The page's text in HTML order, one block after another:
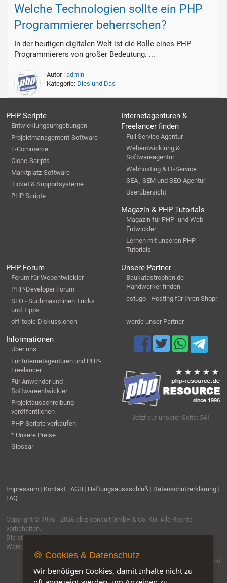
Welche Technologien sollte ein PHP
Programmierer beherrschen?
In der heutigen digitalen Welt ist die Rolle eines PHP
Programmierers von großer Bedeutung. ...
Autor : admin
Kategorie: Dies und Das
PHP Scripte
Entwicklungsumgebungen
Projektmanagement-Software
E-Commerce
Clone-Scripts
Marktplatz-Software
Ticket & Supportsysteme
PHP Scripte
Internetagenturen &
Freelancer finden
Full Service Agentur
Webentwicklung &
Softwareagentur
Webhosting & IT-Service
SEA , SEM und SEO Agentur
Userübersicht
Magazin & PHP Tutorials
Magazin für PHP- und Web-
Entwickler
Lernen mit unseren PHP-
Tutorials
PHP Forum
Forum für Webentwickler
PHP-Developer Forum
SEO - Suchmaschinen Tricks
und Tipps
off-topic Diskussionen
Unsere Partner
Baukatastrophen.de |
Handwerker finden
estugo - Hosting für Ihren Shopr
werde unser Partner
Informationen
Über uns
Für Internetagenturen und PHP-
Freelancer
Für Anwender und
Softwareentwickler
Projektausschreibung
veröffentlichen
PHP Scripte verkaufen
* Unsere Preise
Glossar
Jetzt auf unserer Seite: 541
Impressum | Kontakt | AGB | Haftungsaussschluß | Datenschutzerklärung |
FAQ
Copyright © 1996 - 2026 ebiz-consult GmbH & Co. KG . Alle Rechte
vorbehalten.
Die auf dieser Seite verwendeten Produktbezeichnungen, Namen und
Warenzeichen sind Eigentum der jeweiligen Firmen.
Software by IQ-Markt
🍪 Cookies & Datenschutz
Wir benötigen Cookies, damit Inhalte nicht zu